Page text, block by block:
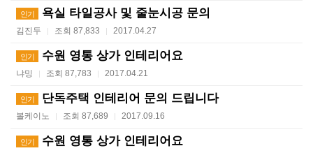
인기 욕실 타일공사 및 줄눈시공 문의
김진두 | 조회 87,833 | 2017.04.27
인기 수원 영통 상가 인테리어요
냐밍 | 조회 87,783 | 2017.04.21
인기 단독주택 인테리어 문의 드립니다
볼케이노 | 조회 87,689 | 2017.09.16
인기 수원 영통 상가 인테리어요